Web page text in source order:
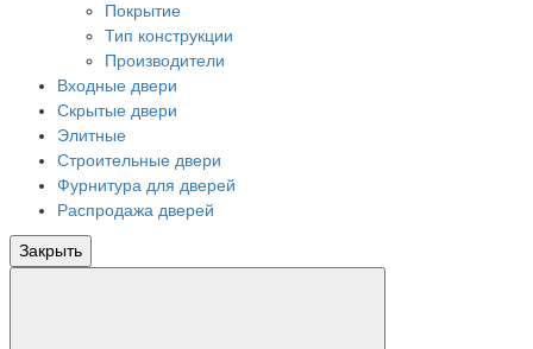
Покрытие
Тип конструкции
Производители
Входные двери
Скрытые двери
Элитные
Строительные двери
Фурнитура для дверей
Распродажа дверей
Закрыть